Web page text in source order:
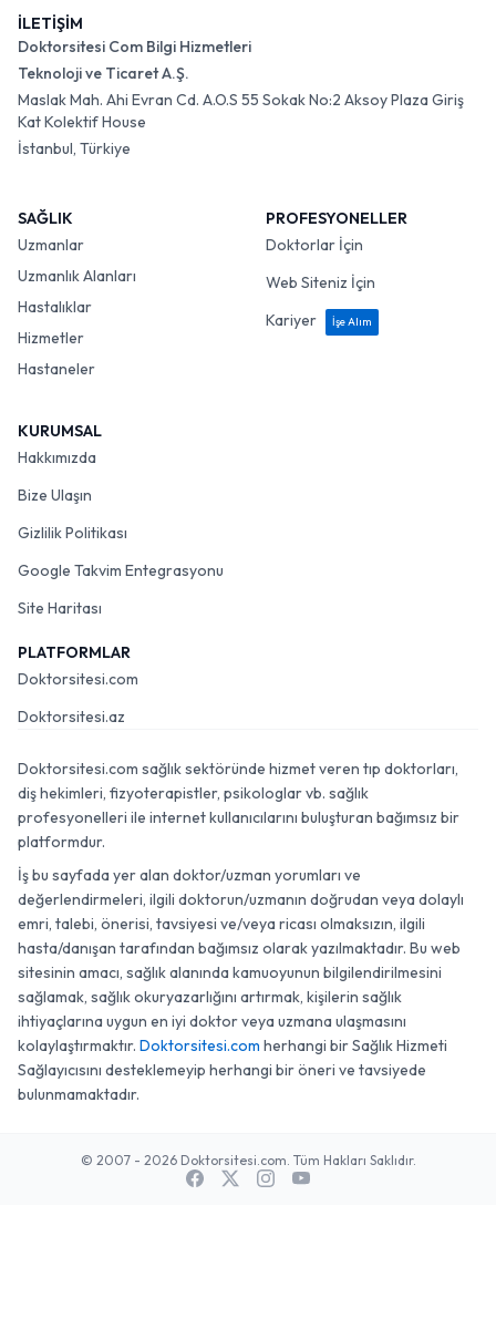
İLETİŞİM
Doktorsitesi Com Bilgi Hizmetleri
Teknoloji ve Ticaret A.Ş.
Maslak Mah. Ahi Evran Cd. A.O.S 55 Sokak No:2 Aksoy Plaza Giriş
Kat Kolektif House
İstanbul, Türkiye
SAĞLIK
Uzmanlar
Uzmanlık Alanları
Hastalıklar
Hizmetler
Hastaneler
PROFESYONELLER
Doktorlar İçin
Web Siteniz İçin
Kariyer
İşe Alım
KURUMSAL
Hakkımızda
Bize Ulaşın
Gizlilik Politikası
Google Takvim Entegrasyonu
Site Haritası
PLATFORMLAR
Doktorsitesi.com
Doktorsitesi.az
Doktorsitesi.com sağlık sektöründe hizmet veren tıp doktorları,
diş hekimleri, fizyoterapistler, psikologlar vb. sağlık
profesyonelleri ile internet kullanıcılarını buluşturan bağımsız bir
platformdur.
İş bu sayfada yer alan doktor/uzman yorumları ve
değerlendirmeleri, ilgili doktorun/uzmanın doğrudan veya dolaylı
emri, talebi, önerisi, tavsiyesi ve/veya ricası olmaksızın, ilgili
hasta/danışan tarafından bağımsız olarak yazılmaktadır. Bu web
sitesinin amacı, sağlık alanında kamuoyunun bilgilendirilmesini
sağlamak, sağlık okuryazarlığını artırmak, kişilerin sağlık
ihtiyaçlarına uygun en iyi doktor veya uzmana ulaşmasını
kolaylaştırmaktır. Doktorsitesi.com herhangi bir Sağlık Hizmeti
Sağlayıcısını desteklemeyip herhangi bir öneri ve tavsiyede
bulunmamaktadır.
© 2007 - 2026 Doktorsitesi.com. Tüm Hakları Saklıdır.